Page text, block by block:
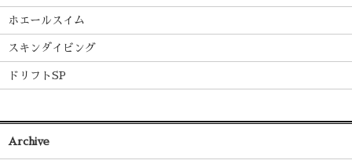
ホエールスイム
スキンダイビング
ドリフトSP
Archive